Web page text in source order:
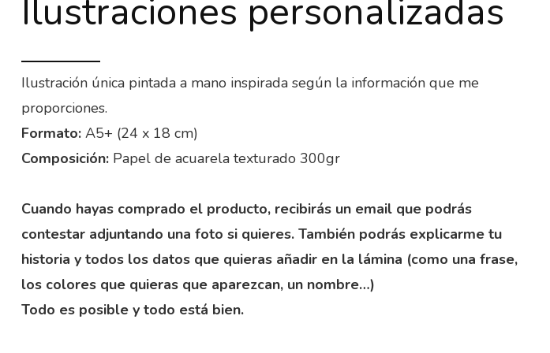
Ilustraciones personalizadas
Ilustración única pintada a mano inspirada según la información que me
proporciones.
Formato: A5+ (24 x 18 cm)
Composición: Papel de acuarela texturado 300gr
Cuando hayas comprado el producto, recibirás un email que podrás
contestar adjuntando una foto si quieres. También podrás explicarme tu
historia y todos los datos que quieras añadir en la lámina (como una frase,
los colores que quieras que aparezcan, un nombre…)
Todo es posible y todo está bien.